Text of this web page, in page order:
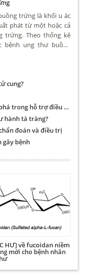
trứng là khối u ác
phát từ một hoặc cả
trứng. Theo thống kê
bệnh ung thư buồng
50.
cung?
trị bệnh dạ dày và ung thư
hành tá tràng?
đoán và điều trị
gây bệnh
HƯ] về fucoidan niềm
mới cho bệnh nhân